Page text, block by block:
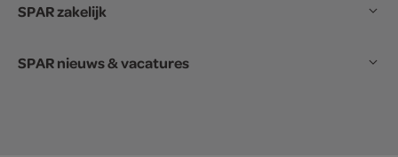
SPAR zakelijk
SPAR nieuws & vacatures